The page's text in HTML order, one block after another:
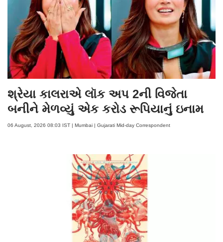
શ્રેયા કાલરાએ લૉક અપ 2ની વિજેતા
બનીને મેળવ્યું એક કરોડ રૂપિયાનું ઇનામ
06 August, 2026 08:03 IST | Mumbai | Gujarati Mid-day Correspondent